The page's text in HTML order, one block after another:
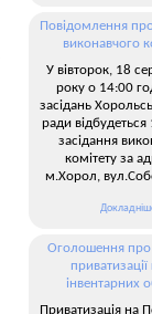
Повідомлення
виконавчого
У вівторок, 18
року о 14:00
засідань
ради відбудеться
засідання
комітету за
м.Хорол,
Оголошення про
інвентарних
Приватизація на